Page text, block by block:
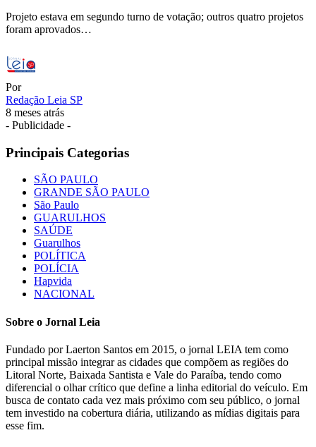
Projeto estava em segundo turno de votação; outros quatro projetos
foram aprovados…
Por
Redação Leia SP
8 meses atrás
- Publicidade -
Principais Categorias
SÃO PAULO
GRANDE SÃO PAULO
São Paulo
GUARULHOS
SAÚDE
Guarulhos
POLÍTICA
POLÍCIA
Hapvida
NACIONAL
Sobre o Jornal Leia
Fundado por Laerton Santos em 2015, o jornal LEIA tem como
principal missão integrar as cidades que compõem as regiões do
Litoral Norte, Baixada Santista e Vale do Paraíba, tendo como
diferencial o olhar crítico que define a linha editorial do veículo. Em
busca de contato cada vez mais próximo com seu público, o jornal
tem investido na cobertura diária, utilizando as mídias digitais para
esse fim.